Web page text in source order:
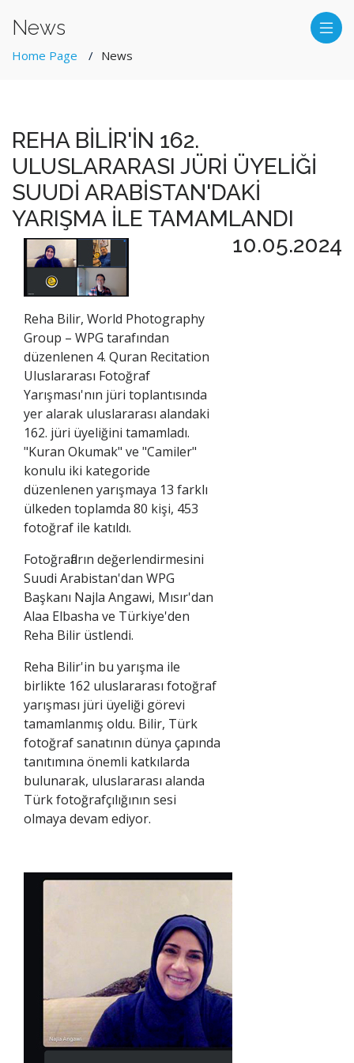
News
Home Page News
REHA BİLİR'İN 162.
ULUSLARARASI JÜRİ ÜYELİĞİ
SUUDİ ARABİSTAN'DAKİ
YARIŞMA İLE TAMAMLANDI
10.05.2024
Reha Bilir, World Photography
Group – WPG tarafından
düzenlenen 4. Quran Recitation
Uluslararası Fotoğraf
Yarışması'nın jüri toplantısında
yer alarak uluslararası alandaki
162. jüri üyeliğini tamamladı.
"Kuran Okumak" ve "Camiler"
konulu iki kategoride
düzenlenen yarışmaya 13 farklı
ülkeden toplamda 80 kişi, 453
fotoğraf ile katıldı.
Fotoğrafların değerlendirmesini
Suudi Arabistan'dan WPG
Başkanı Najla Angawi, Mısır'dan
Alaa Elbasha ve Türkiye'den
Reha Bilir üstlendi.
Reha Bilir'in bu yarışma ile
birlikte 162 uluslararası fotoğraf
yarışması jüri üyeliği görevi
tamamlanmış oldu. Bilir, Türk
fotoğraf sanatının dünya çapında
tanıtımına önemli katkılarda
bulunarak, uluslararası alanda
Türk fotoğrafçılığının sesi
olmaya devam ediyor.